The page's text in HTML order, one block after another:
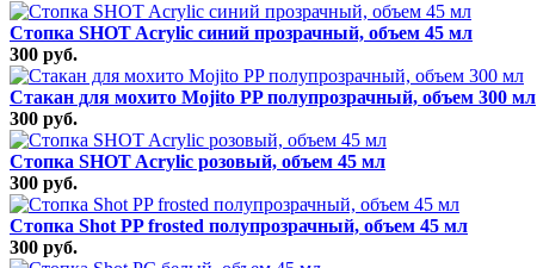
Стопка SHOT Acrylic синий прозрачный, объем 45 мл
300 руб.
Стакан для мохито Mojito PP полупрозрачный, объем 300 мл
300 руб.
Стопка SHOT Acrylic розовый, объем 45 мл
300 руб.
Стопка Shot PP frosted полупрозрачный, объем 45 мл
300 руб.